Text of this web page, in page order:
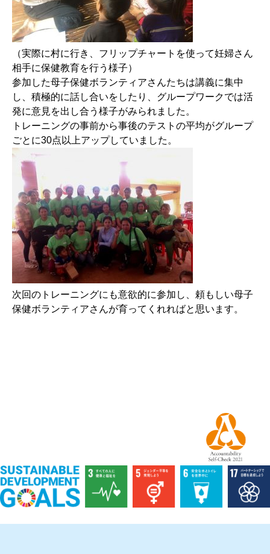
（実際に村に行き、フリップチャートを使って妊婦さん
相手に保健教育を行う様子）
参加した母子保健ボランティアさんたちは講義に集中
し、積極的に話し合いをしたり、グループワークでは活
発に意見を出し合う様子がみられました。
トレーニングの事前から事後のテストの平均がグループ
ごとに30点以上アップしていました。
次回のトレーニングにも意欲的に参加し、頼もしい母子
保健ボランティアさんが育ってくれればと思います。